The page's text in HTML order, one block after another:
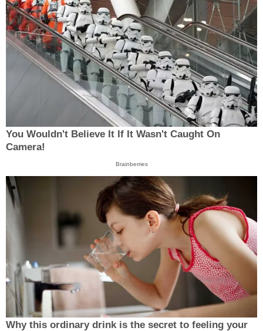
You Wouldn't Believe It If It Wasn't Caught On
Camera!
Brainberries
Why this ordinary drink is the secret to feeling your